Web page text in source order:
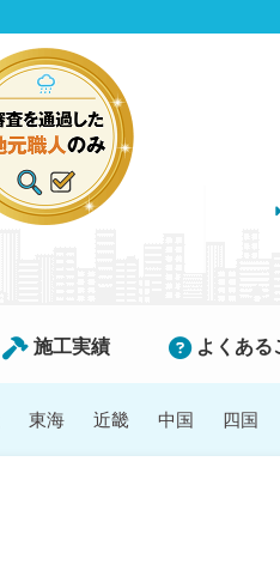
施工実績 よくある
東海 近畿 中国 四国